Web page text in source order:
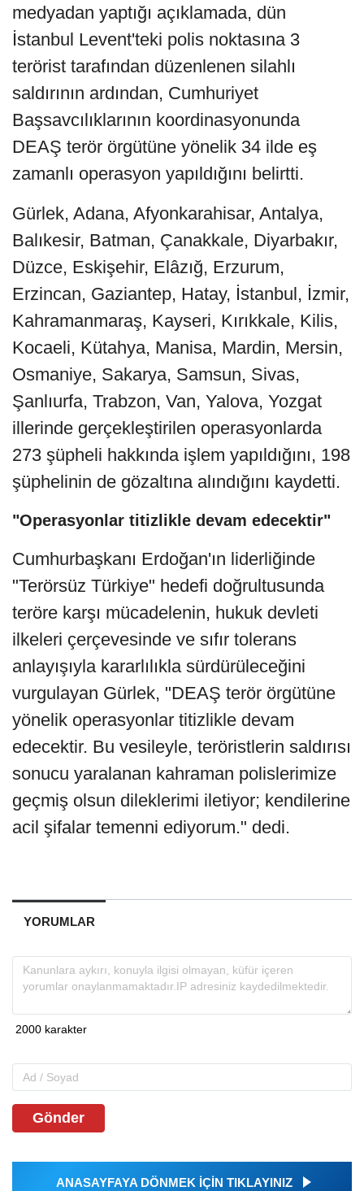
medyadan yaptığı açıklamada, dün
İstanbul Levent'teki polis noktasına 3
terörist tarafından düzenlenen silahlı
saldırının ardından, Cumhuriyet
Başsavcılıklarının koordinasyonunda
DEAŞ terör örgütüne yönelik 34 ilde eş
zamanlı operasyon yapıldığını belirtti.
Gürlek, Adana, Afyonkarahisar, Antalya,
Balıkesir, Batman, Çanakkale, Diyarbakır,
Düzce, Eskişehir, Elâzığ, Erzurum,
Erzincan, Gaziantep, Hatay, İstanbul, İzmir,
Kahramanmaraş, Kayseri, Kırıkkale, Kilis,
Kocaeli, Kütahya, Manisa, Mardin, Mersin,
Osmaniye, Sakarya, Samsun, Sivas,
Şanlıurfa, Trabzon, Van, Yalova, Yozgat
illerinde gerçekleştirilen operasyonlarda
273 şüpheli hakkında işlem yapıldığını, 198
şüphelinin de gözaltına alındığını kaydetti.
"Operasyonlar titizlikle devam edecektir"
Cumhurbaşkanı Erdoğan'ın liderliğinde
"Terörsüz Türkiye" hedefi doğrultusunda
teröre karşı mücadelenin, hukuk devleti
ilkeleri çerçevesinde ve sıfır tolerans
anlayışıyla kararlılıkla sürdürüleceğini
vurgulayan Gürlek, "DEAŞ terör örgütüne
yönelik operasyonlar titizlikle devam
edecektir. Bu vesileyle, teröristlerin saldırısı
sonucu yaralanan kahraman polislerimize
geçmiş olsun dileklerimi iletiyor; kendilerine
acil şifalar temenni ediyorum." dedi.
YORUMLAR
Gönder
ANASAYFAYA DÖNMEK İÇİN TIKLAYINIZ